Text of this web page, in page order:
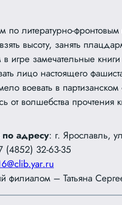
литературно-фронтовым
высоту, занять
в игре замечательные
лицо настоящего
воевать в
от волшебства
адресу: г. Ярославль,
(4852) 32-63-35
филиалом – Татьяна